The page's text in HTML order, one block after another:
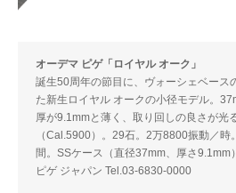
オーデマ ピゲ「ロイヤル オーク」
誕生50周年の節目に、ヴォーシェベース
た新生ロイヤル オークの小径モデル。
厚が9.1mmと薄く、取り回しの良さが光
（Cal.5900）。29石。2万8800振動／
間。SSケース（直径37mm、厚さ9.1mm
ピゲ ジャパン Tel.03-6830-0000